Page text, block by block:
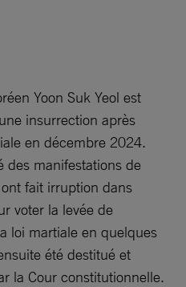
Yoon Suk Yeol est
insurrection après
en décembre 2024.
des manifestations de
fait irruption dans
voter la levée de
loi martiale en quelques
été destitué et
la Cour constitutionnelle.